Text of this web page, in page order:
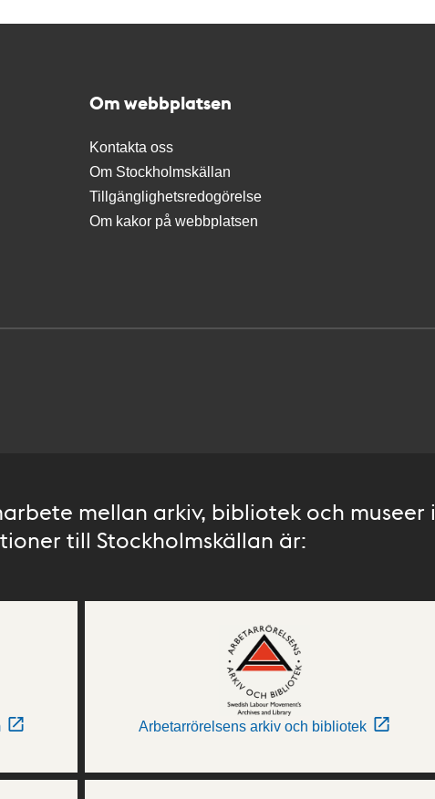
Om webbplatsen
Kontakta oss
Om Stockholmskällan
Tillgänglighetsredogörelse
Om kakor på webbplatsen
mellan arkiv, bibliotek och museer i
till Stockholmskällan är:
Arbetarrörelsens arkiv och bibliotek